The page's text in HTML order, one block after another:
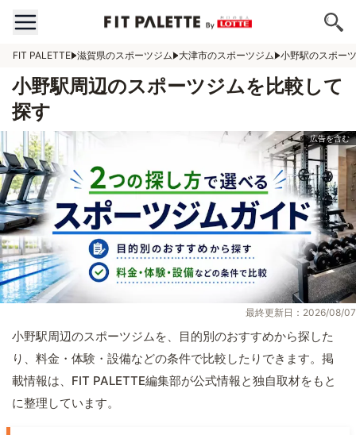
FIT PALETTE 滋賀県のスポーツジム 大津市のスポーツジム 小野駅のスポー
小野駅周辺のスポーツジムを比較して
探す
最終更新日：2026/08/07
小野駅周辺のスポーツジムを、目的別のおすすめから探した
り、料金・体験・設備などの条件で比較したりできます。掲
載情報は、FIT PALETTE編集部が公式情報と独自取材をもと
に整理しています。